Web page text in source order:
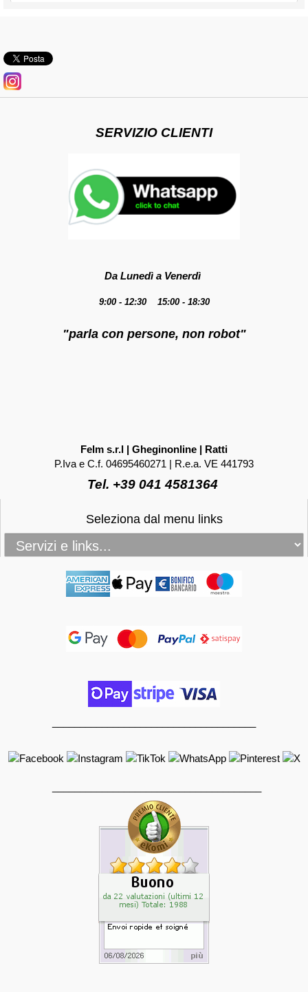
SERVIZIO CLIENTI
Da Lunedì a Venerdì
9:00 - 12:30 15:00 - 18:30
"parla con persone, non robot"
Felm s.r.l | Gheginonline | Ratti
P.Iva e C.f. 04695460271 | R.e.a. VE 441793
Tel. +39 041 4581364
Seleziona dal menu links